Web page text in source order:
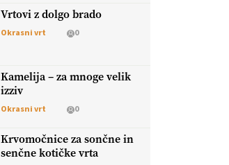
Vrtovi z dolgo brado
Okrasni vrt 0
Kamelija – za mnoge velik
izziv
Okrasni vrt 0
Krvomočnice za sončne in
senčne kotičke vrta